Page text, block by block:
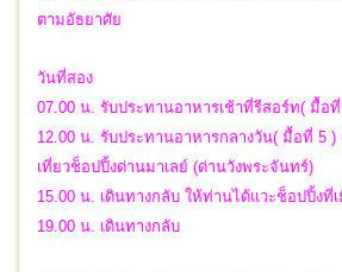
ตามอัธยาศัย
วันที่สอง
07.00 น. รับประทานอาหารเช้าที่รีสอร์ท( มื้อ
12.00 น. รับประทานอาหารกลางวัน( มื้อที่ 5 )
เที่ยวช็อปปิ้งด่านมาเลย์ (ด่านวังพระจันทร์)
15.00 น. เดินทางกลับ ให้ท่านได้แวะช็อปปิ้งที่
19.00 น. เดินทางกลับ